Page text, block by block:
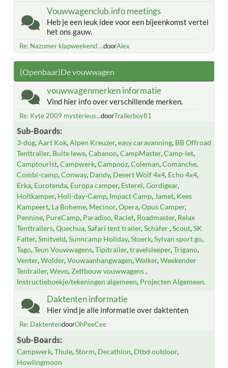
Vouwwagenclub.info meetings
Heb je een leuk idee voor een bijeenkomst vertel
het ons gauw.
Re: Nazomer klapweekend ...doorAlex
(Openbaar)De vouwwagen
vouwwagenmerken informatie
Vind hier info over verschillende merken.
Re: Kyte 2009 mysterieus...doorTrailerboy81
Sub-Boards
3-dog Aart Kok Alpen Kreuzer easy caravanning BB Offroad
Tenttrailer Buite lewe Cabanon CampMaster Camp-let
Camptourist Campwerk Campooz Coleman Comanche
Combi-camp Conway Dandy Desert Wolf 4x4 Echo 4x4
Erka Eurotenda Europa camper Esterel Gordigear
Holtkamper Holi-day-Camp Impact Camp Jamet Kees
Kampeert La Boheme Mecinor Opera Opus Camper
Pennine PureCamp Paradiso Raclet Roadmaster Relax
Tenttrailers Quechua Safari tent trailer Schäfer Scout SK
Falter Smitveld Sunncamp Holiday Stoerk Sylvan sport go
Tago Teun Vouwwagens Tipitrailer travelsleeper Trigano
Venter Wolder Vouwaanhangwagen Walker Weekender
Tentrailer Wevo Zelfbouw vouwwagens
Instructieboekje/tekeningen algemeen Projecten Algemeen.
Daktenten informatie
Hier vind je alle informatie over daktenten
Re: DaktentendoorOhPeeCee
Sub-Boards
Campwerk Thule Storm Decathlon Dtbd outdoor
Howlingmoon